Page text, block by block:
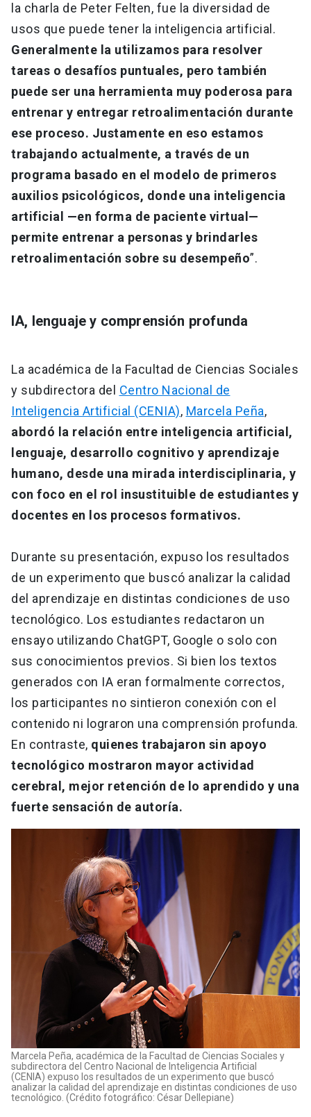
la charla de Peter Felten, fue la diversidad de
usos que puede tener la inteligencia artificial.
Generalmente la utilizamos para resolver
tareas o desafíos puntuales, pero también
puede ser una herramienta muy poderosa para
entrenar y entregar retroalimentación durante
ese proceso. Justamente en eso estamos
trabajando actualmente, a través de un
programa basado en el modelo de primeros
auxilios psicológicos, donde una inteligencia
artificial —en forma de paciente virtual—
permite entrenar a personas y brindarles
retroalimentación sobre su desempeño”.
IA, lenguaje y comprensión profunda
La académica de la Facultad de Ciencias Sociales
y subdirectora del Centro Nacional de
Inteligencia Artificial (CENIA), Marcela Peña,
abordó la relación entre inteligencia artificial,
lenguaje, desarrollo cognitivo y aprendizaje
humano, desde una mirada interdisciplinaria, y
con foco en el rol insustituible de estudiantes y
docentes en los procesos formativos.
Durante su presentación, expuso los resultados
de un experimento que buscó analizar la calidad
del aprendizaje en distintas condiciones de uso
tecnológico. Los estudiantes redactaron un
ensayo utilizando ChatGPT, Google o solo con
sus conocimientos previos. Si bien los textos
generados con IA eran formalmente correctos,
los participantes no sintieron conexión con el
contenido ni lograron una comprensión profunda.
En contraste, quienes trabajaron sin apoyo
tecnológico mostraron mayor actividad
cerebral, mejor retención de lo aprendido y una
fuerte sensación de autoría.
Marcela Peña, académica de la Facultad de Ciencias Sociales y
subdirectora del Centro Nacional de Inteligencia Artificial
(CENIA) expuso los resultados de un experimento que buscó
analizar la calidad del aprendizaje en distintas condiciones de uso
tecnológico. (Crédito fotográfico: César Dellepiane)